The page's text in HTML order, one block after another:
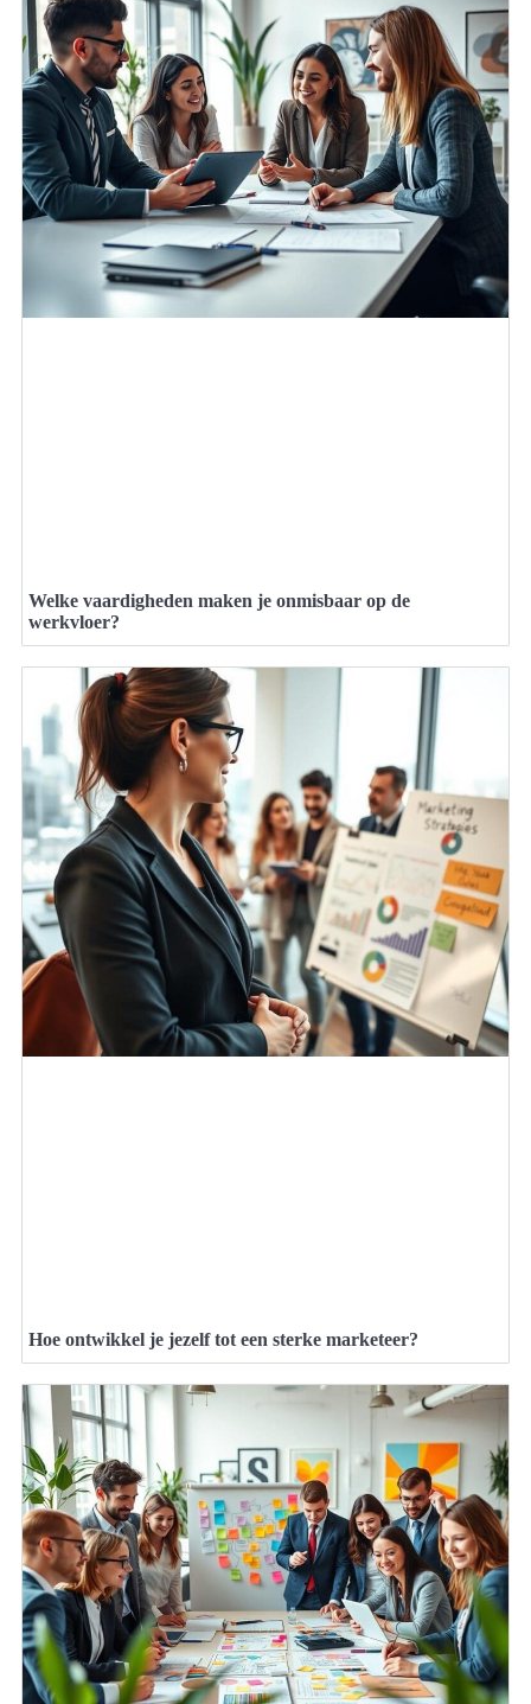
Welke vaardigheden maken je onmisbaar op de
werkvloer?
Hoe ontwikkel je jezelf tot een sterke marketeer?